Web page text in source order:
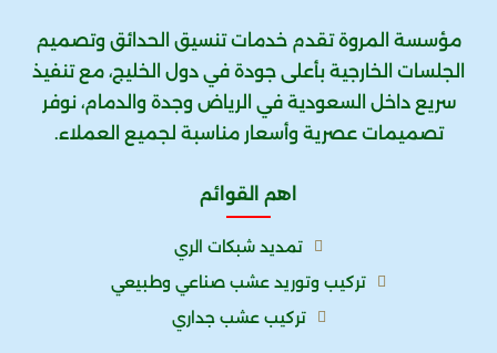
مؤسسة المروة تقدم خدمات تنسيق الحدائق وتصميم
الجلسات الخارجية بأعلى جودة في دول الخليج، مع تنفيذ
سريع داخل السعودية في الرياض وجدة والدمام، نوفر
تصميمات عصرية وأسعار مناسبة لجميع العملاء.
اهم القوائم
تمديد شبكات الري
تركيب وتوريد عشب صناعي وطبيعي
تركيب عشب جداري